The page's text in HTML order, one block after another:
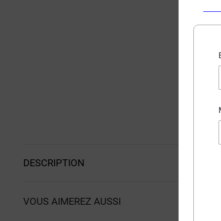
DESCRIPTION
VOUS AIMEREZ AUSSI